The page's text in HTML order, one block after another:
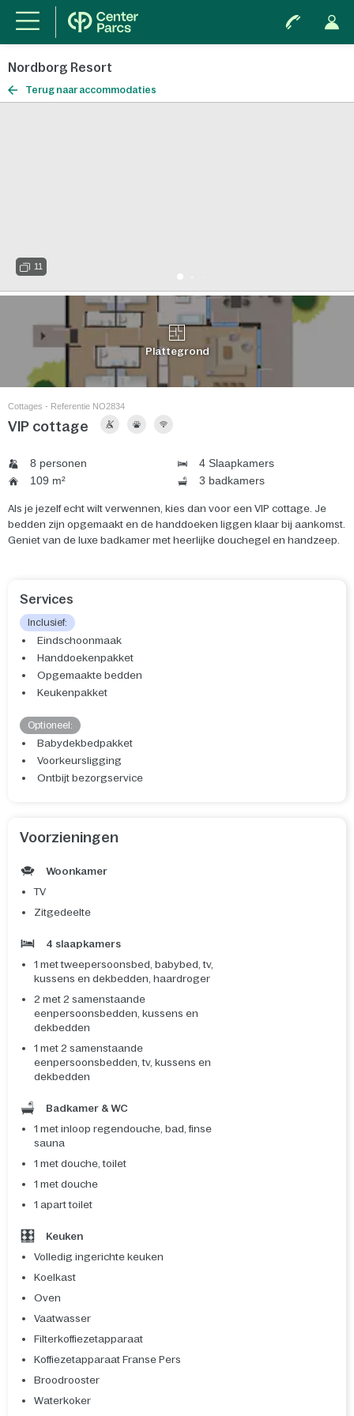
Nordborg Resort
Terug naar accommodaties
11
Plattegrond
Cottages - Referentie NO2834
VIP cottage
8 personen
4 Slaapkamers
109 m²
3 badkamers
Als je jezelf echt wilt verwennen, kies dan voor een VIP cottage. Je
bedden zijn opgemaakt en de handdoeken liggen klaar bij aankomst.
Geniet van de luxe badkamer met heerlijke douchegel en handzeep.
Services
Inclusief:
Eindschoonmaak
Handdoekenpakket
Opgemaakte bedden
Keukenpakket
Optioneel:
Babydekbedpakket
Voorkeursligging
Ontbijt bezorgservice
Voorzieningen
Woonkamer
TV
Zitgedeelte
4 slaapkamers
1 met tweepersoonsbed, babybed, tv,
kussens en dekbedden, haardroger
2 met 2 samenstaande
eenpersoonsbedden, kussens en
dekbedden
1 met 2 samenstaande
eenpersoonsbedden, tv, kussens en
dekbedden
Badkamer & WC
1 met inloop regendouche, bad, finse
sauna
1 met douche, toilet
1 met douche
1 apart toilet
Keuken
Volledig ingerichte keuken
Koelkast
Oven
Vaatwasser
Filterkoffiezetapparaat
Koffiezetapparaat Franse Pers
Broodrooster
Waterkoker